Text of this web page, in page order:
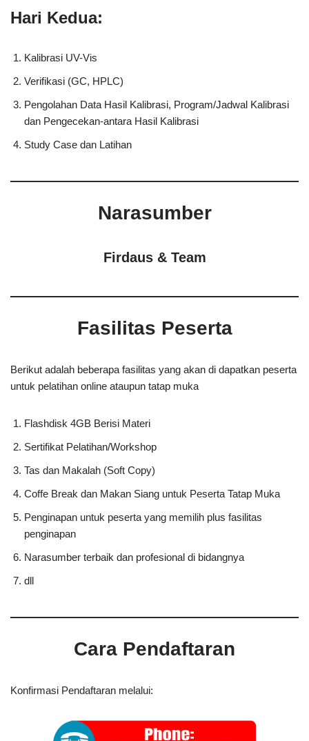
Hari Kedua:
Kalibrasi UV-Vis
Verifikasi (GC, HPLC)
Pengolahan Data Hasil Kalibrasi, Program/Jadwal Kalibrasi
dan Pengecekan-antara Hasil Kalibrasi
Study Case dan Latihan
Narasumber
Firdaus & Team
Fasilitas Peserta
Berikut adalah beberapa fasilitas yang akan di dapatkan peserta
untuk pelatihan online ataupun tatap muka
Flashdisk 4GB Berisi Materi
Sertifikat Pelatihan/Workshop
Tas dan Makalah (Soft Copy)
Coffe Break dan Makan Siang untuk Peserta Tatap Muka
Penginapan untuk peserta yang memilih plus fasilitas
penginapan
Narasumber terbaik dan profesional di bidangnya
dll
Cara Pendaftaran
Konfirmasi Pendaftaran melalui: